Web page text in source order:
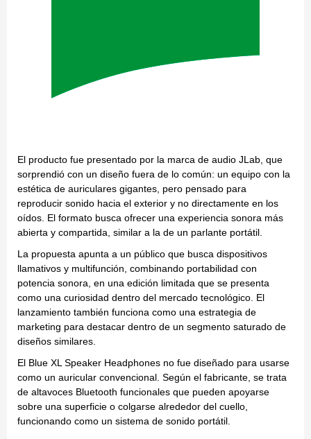
El producto fue presentado por la marca de audio JLab, que
sorprendió con un diseño fuera de lo común: un equipo con la
estética de auriculares gigantes, pero pensado para
reproducir sonido hacia el exterior y no directamente en los
oídos. El formato busca ofrecer una experiencia sonora más
abierta y compartida, similar a la de un parlante portátil.
La propuesta apunta a un público que busca dispositivos
llamativos y multifunción, combinando portabilidad con
potencia sonora, en una edición limitada que se presenta
como una curiosidad dentro del mercado tecnológico. El
lanzamiento también funciona como una estrategia de
marketing para destacar dentro de un segmento saturado de
diseños similares.
El Blue XL Speaker Headphones no fue diseñado para usarse
como un auricular convencional. Según el fabricante, se trata
de altavoces Bluetooth funcionales que pueden apoyarse
sobre una superficie o colgarse alrededor del cuello,
funcionando como un sistema de sonido portátil.